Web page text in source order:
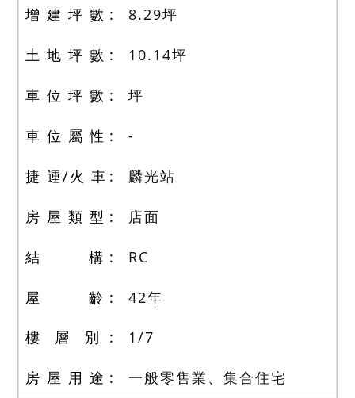
增 建 坪 數 8.29坪
土 地 坪 數 10.14坪
車 位 坪 數 坪
車 位 屬 性 -
捷 運/火 車 麟光站
房 屋 類 型 店面
結 構 RC
屋 齡 42年
樓 層 別 1 /7
房 屋 用 途 一般零售業、集合住宅